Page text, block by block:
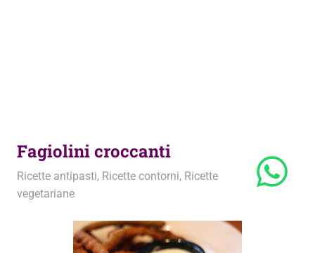
Fagiolini croccanti
24 Gennaio 2014
admin
Ricette antipasti, Ricette contorni, Ricette
vegetariane